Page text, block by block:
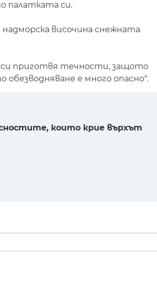
палатката си.
височина снежната
си приготвя течности, защото
е много опасно".
които крие върхът